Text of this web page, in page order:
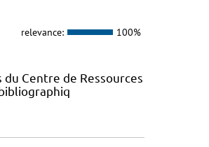
relevance: 100%
Centre de Ressources